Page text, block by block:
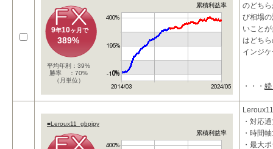
累積利益率
9年10ヶ月で
389%
平均年利：39%
勝率 ：70%
（月単位）
のどち
び相場
いこと
はどち
インジ
・・・
■Leroux11_gbpjpy
累積利益率
・対応
・時間
・最大